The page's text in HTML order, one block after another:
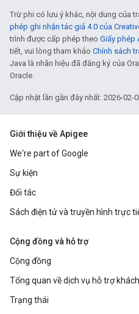
Trừ phi có lưu ý khác, nội dung của
phép ghi nhận tác giả 4.0 của
trình được cấp phép theo Giấy phép
tiết, vui lòng tham khảo Chính sách
Java là nhãn hiệu đã đăng ký của
Oracle.
Cập nhật lần gần đây nhất: 2026-02-
Giới thiệu về Apigee
We're part of Google
Sự kiện
Đối tác
Sách điện tử và truyền hình trực
Cộng đồng và hỗ trợ
Cộng đồng
Tổng quan về dịch vụ hỗ trợ
Trạng thái